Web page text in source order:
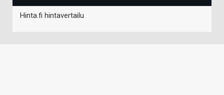
Hinta.fi hintavertailu